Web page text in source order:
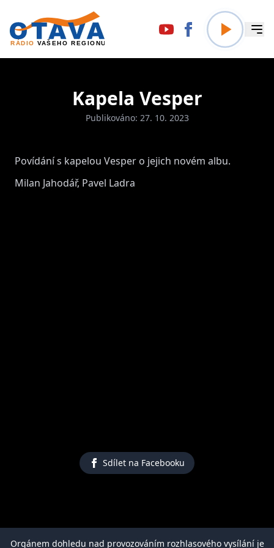
Kapela Vesper
Publikováno: 27. 10. 2023
Povídání s kapelou Vesper o jejich novém albu.
Milan Jahodář, Pavel Ladra
Sdílet na Facebooku
Orgánem dohledu nad provozováním rozhlasového vysílání je